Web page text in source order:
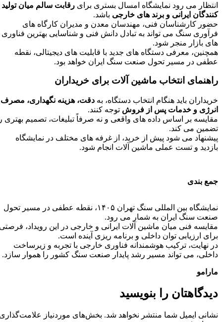
انتظار می‌ رود نمایشگاه امسال بستری برایرقابت سالم میان تولید
کنندگان ایرانی و برند های خارجی باشد.
حضور کارشناسان فنی، مهندسان معدن و مدیران کارگاه‌ های
فرآوری سنگ می‌ تواند به تبادل دانش فنی و شناسایی بهترین فناوری‌
های بازار منجر شود.
همچنین، معرفی دستگاه‌ های جدید با قابلیت‌ های دیجیتالی، نقطه
عطفی در مسیر تحول صنعت سنگ ایران خواهد بود.
راهنمای انتخاب ماشین‌ آلات برای خریداران
خریداران باید هنگام انتخاب دستگاه، بهدقت، هزینه نگهداری، مصرف
انرژی و خدمات پس از فروش توجه کنند.
مقایسه بر اساس داده‌ های واقعی و نه صرفاً تبلیغات، تصمیم بهتری را
تضمین می‌ کند.
پیشنهاد می‌ شود پیش از خرید، از غرفه‌ های مختلف در نمایشگاه
بازدید و تست عملی ماشین‌ آلات انجام شود.
جمع‌ بندی
نمایشگاه بین‌ المللی سنگ تهران ۱۴۰۵، نقطه عطفی در مسیر تحول
صنعت سنگ ایران به شمار می‌ رود.
مقایسه فنی میان ماشین‌ آلات ایرانی و خارجی در این رویداد، فرصتی
برای ارزیابی توان داخلی و برنامه‌ ریزی آینده است.
در نهایت، ترکیب هوشمندانه فناوری خارجی با تجربه و زیرساخت
داخلی، می‌ تواند مسیر رشد پایدار صنعت سنگ کشور را هموار سازد.
مارامو
دیدگاهتان را بنویسید
نشانی ایمیل شما منتشر نخواهد شد. بخش‌های موردنیاز علامت‌گذاری